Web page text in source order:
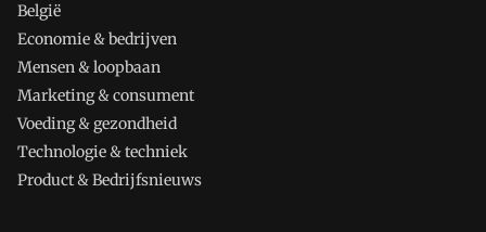
België
Economie & bedrijven
Mensen & loopbaan
Marketing & consument
Voeding & gezondheid
Technologie & techniek
Product & Bedrijfsnieuws